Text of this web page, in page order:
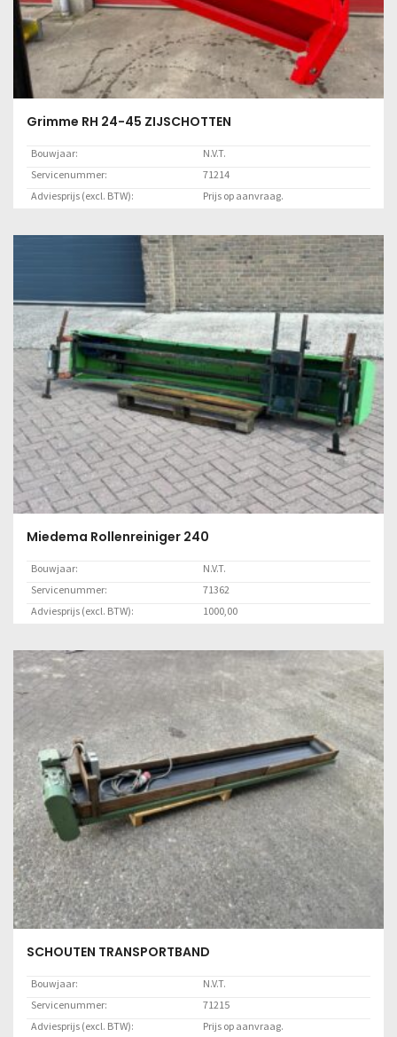
Grimme RH 24-45 ZIJSCHOTTEN
Bouwjaar:
N.V.T.
Servicenummer:
71214
Adviesprijs (excl. BTW):
Prijs op aanvraag.
Lees meer
Miedema Rollenreiniger 240
Bouwjaar:
N.V.T.
Servicenummer:
71362
Adviesprijs (excl. BTW):
1000,00
Lees meer
SCHOUTEN TRANSPORTBAND
Bouwjaar:
N.V.T.
Servicenummer:
71215
Adviesprijs (excl. BTW):
Prijs op aanvraag.